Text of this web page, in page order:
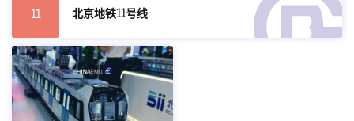
11 北京地铁11号线